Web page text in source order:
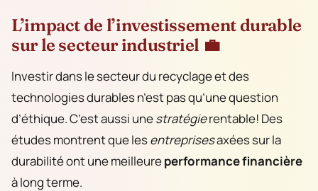
L’impact de l’investissement durable
sur le secteur industriel 💼
Investir dans le secteur du recyclage et des
technologies durables n’est pas qu’une question
d’éthique. C’est aussi unestratégierentable! Des
études montrent que lesentreprisesaxées sur la
durabilité ont une meilleureperformance financière
à long terme.